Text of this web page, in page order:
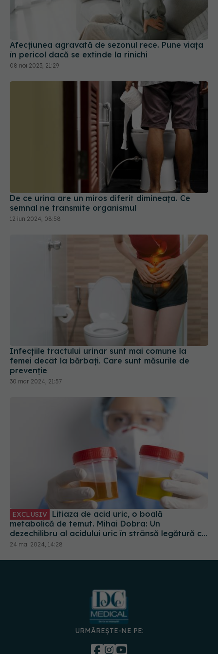
Afecțiunea agravată de sezonul rece. Pune viața
în pericol dacă se extinde la rinichi
08 noi 2023, 21:29
De ce urina are un miros diferit dimineața. Ce
semnal ne transmite organismul
12 iun 2024, 08:58
Infecțiile tractului urinar sunt mai comune la
femei decât la bărbați. Care sunt măsurile de
prevenție
30 mar 2024, 21:57
metabolică de temut. Mihai Dobra: Un
dezechilibru al acidului uric în strânsă legătură cu
guta
24 mai 2024, 14:28
URMĂREȘTE-NE PE: